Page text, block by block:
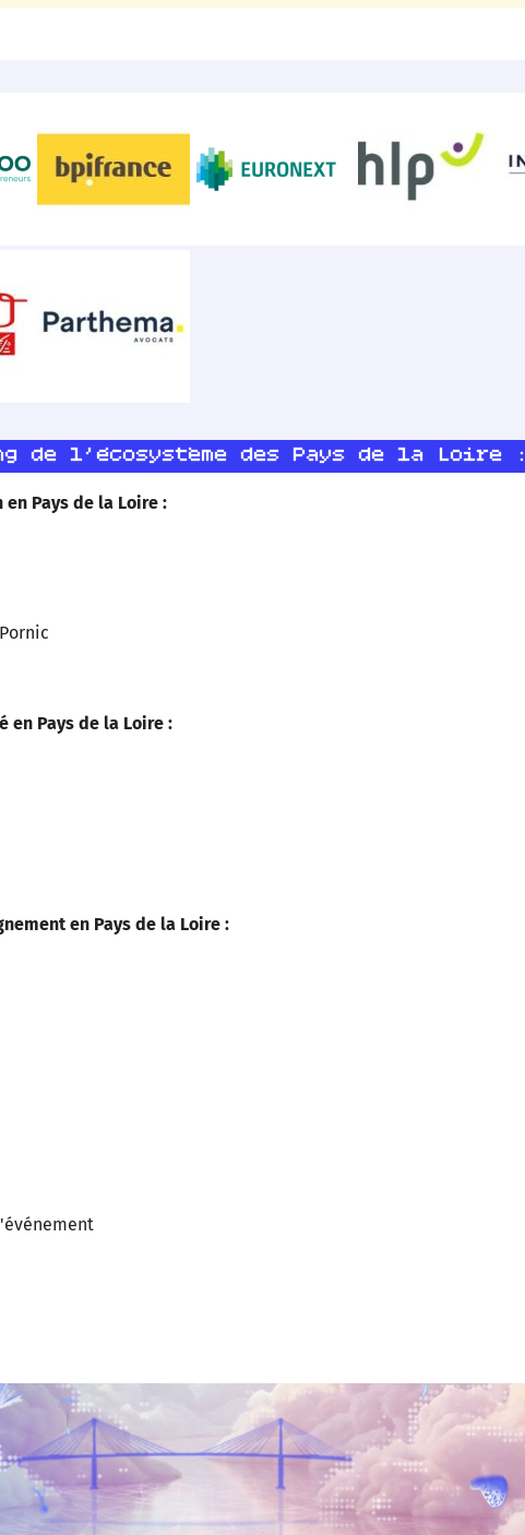
de l’écosystème des Pays de la Loire :
Pays de la Loire :
Pays de la Loire :
en Pays de la Loire :